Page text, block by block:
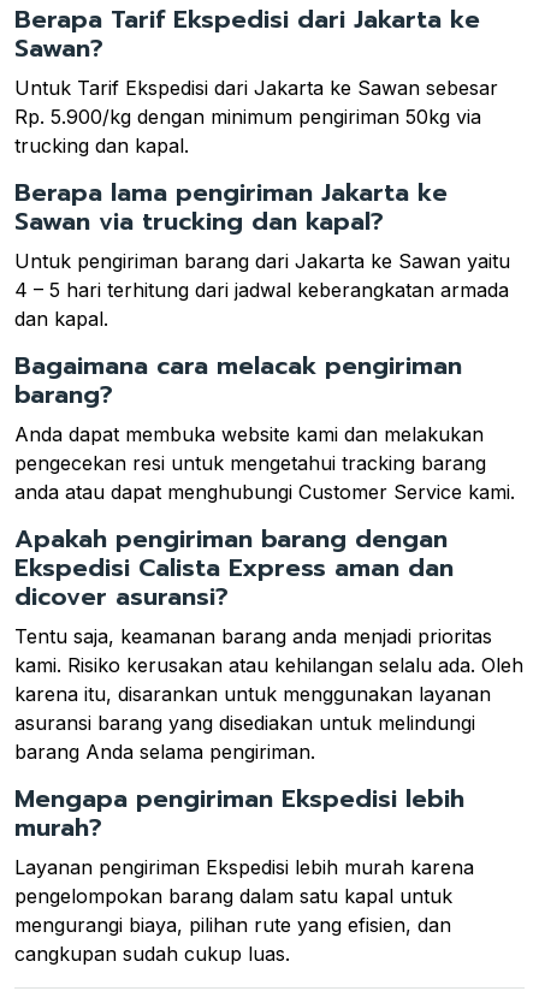
Berapa Tarif Ekspedisi dari Jakarta ke
Sawan?
Untuk Tarif Ekspedisi dari Jakarta ke Sawan sebesar
Rp. 5.900/kg dengan minimum pengiriman 50kg via
trucking dan kapal.
Berapa lama pengiriman Jakarta ke
Sawan via trucking dan kapal?
Untuk pengiriman barang dari Jakarta ke Sawan yaitu
4 – 5 hari terhitung dari jadwal keberangkatan armada
dan kapal.
Bagaimana cara melacak pengiriman
barang?
Anda dapat membuka website kami dan melakukan
pengecekan resi untuk mengetahui tracking barang
anda atau dapat menghubungi Customer Service kami.
Apakah pengiriman barang dengan
Ekspedisi Calista Express aman dan
dicover asuransi?
Tentu saja, keamanan barang anda menjadi prioritas
kami. Risiko kerusakan atau kehilangan selalu ada. Oleh
karena itu, disarankan untuk menggunakan layanan
asuransi barang yang disediakan untuk melindungi
barang Anda selama pengiriman.
Mengapa pengiriman Ekspedisi lebih
murah?
Layanan pengiriman Ekspedisi lebih murah karena
pengelompokan barang dalam satu kapal untuk
mengurangi biaya, pilihan rute yang efisien, dan
cangkupan sudah cukup luas.